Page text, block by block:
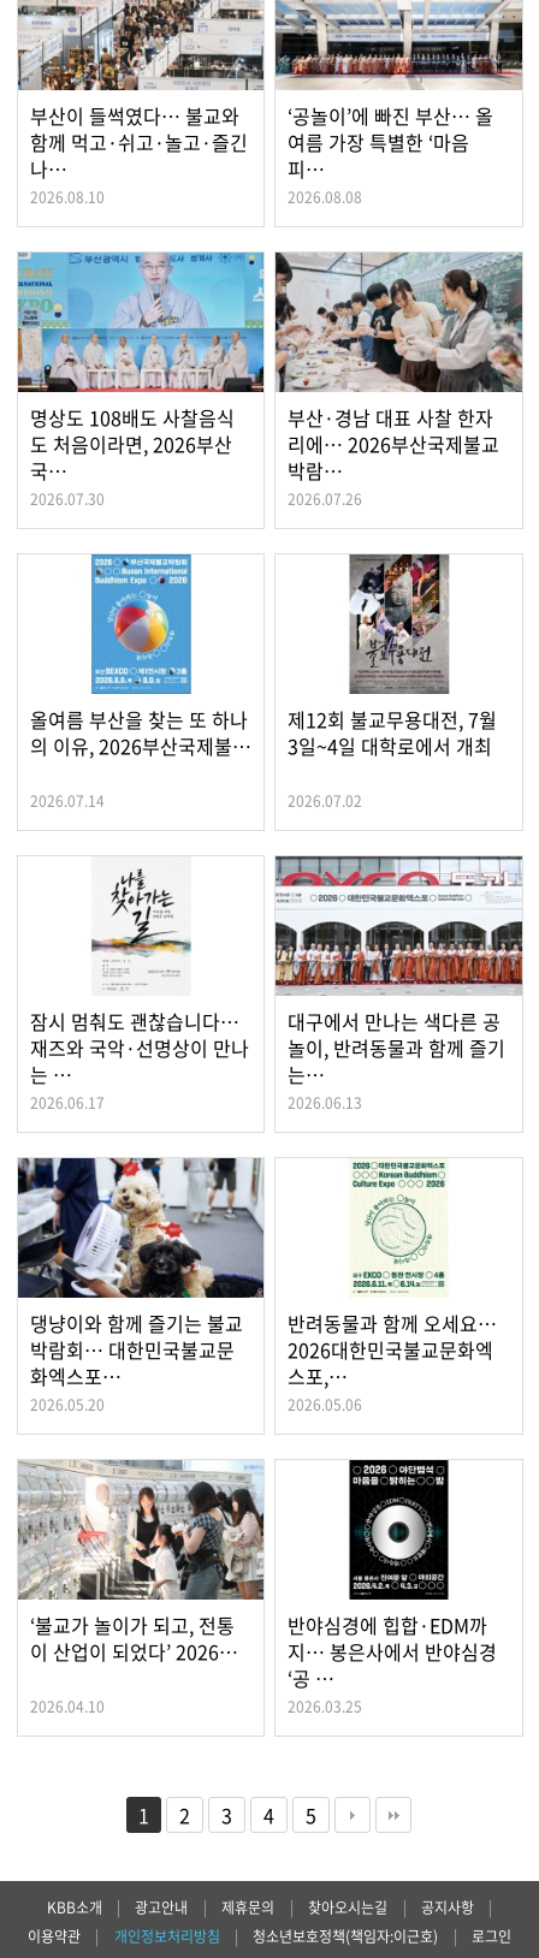
부산이 들썩였다… 불교와
함께 먹고·쉬고·놀고·즐긴
나…
2026.08.10
‘공놀이’에 빠진 부산… 올
여름 가장 특별한 ‘마음
피…
2026.08.08
명상도 108배도 사찰음식
도 처음이라면, 2026부산
국…
2026.07.30
부산·경남 대표 사찰 한자
리에… 2026부산국제불교
박람…
2026.07.26
올여름 부산을 찾는 또 하나
의 이유, 2026부산국제불…
2026.07.14
제12회 불교무용대전, 7월
3일~4일 대학로에서 개최
2026.07.02
잠시 멈춰도 괜찮습니다…
재즈와 국악·선명상이 만나
는 …
2026.06.17
대구에서 만나는 색다른 공
놀이, 반려동물과 함께 즐기
는…
2026.06.13
댕냥이와 함께 즐기는 불교
박람회… 대한민국불교문
화엑스포…
2026.05.20
반려동물과 함께 오세요…
2026대한민국불교문화엑
스포,…
2026.05.06
‘불교가 놀이가 되고, 전통
이 산업이 되었다’ 2026…
2026.04.10
반야심경에 힙합·EDM까
지… 봉은사에서 반야심경
‘공 …
2026.03.25
1 2 3 4 5
KBB소개 | 광고안내 | 제휴문의 | 찾아오시는길 | 공지사항
|
이용약관
| 개인정보처리방침 | 청소년보호정책(책임자:이근호) |
로그인